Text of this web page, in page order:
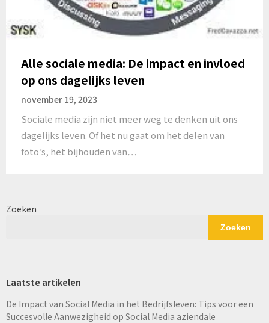
Alle sociale media: De impact en invloed
op ons dagelijks leven
november 19, 2023
Sociale media zijn niet meer weg te denken uit ons
dagelijks leven. Of het nu gaat om het delen van
foto’s, het bijhouden van…
Zoeken
Zoeken
Laatste artikelen
De Impact van Social Media in het Bedrijfsleven: Tips voor een
Succesvolle Aanwezigheid op Social Media aziendale